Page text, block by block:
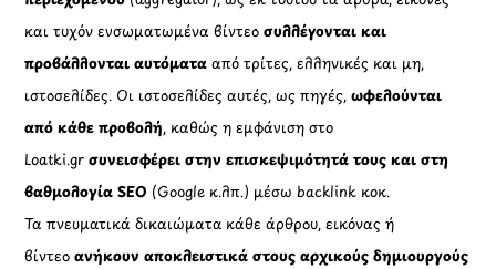
και τυχόν ενσωματωμένα βίντεοσυλλέγονται και
προβάλλονται αυτόματααπό τρίτες, ελληνικές και μη,
ιστοσελίδες. Οι ιστοσελίδες αυτές, ως πηγές,ωφελούνται
από κάθε προβολή, καθώς η εμφάνιση στο
Loatki.gr συνεισφέρει στην επισκεψιμότητά τους και στη
βαθμολογία SEO (Google κ.λπ.) μέσω backlink κοκ.
Τα πνευματικά δικαιώματα κάθε άρθρου, εικόνας ή
βίντεοανήκουν αποκλειστικά στους αρχικούς δημιουργούς